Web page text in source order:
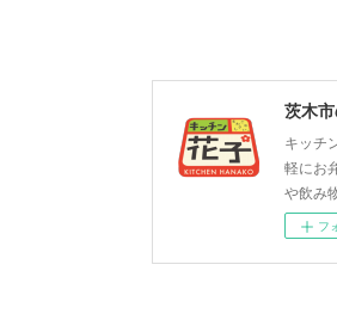
茨木
キッチ
軽にお
や飲み
フ